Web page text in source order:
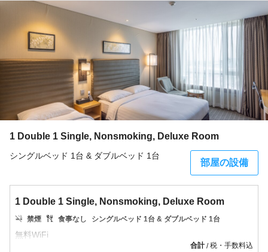
1 Double 1 Single, Nonsmoking, Deluxe Room
シングルベッド 1台 & ダブルベッド 1台
部屋の設備
1 Double 1 Single, Nonsmoking, Deluxe Room
禁煙 食事なし シングルベッド 1台 & ダブルベッド 1台
合計/税・手数料込